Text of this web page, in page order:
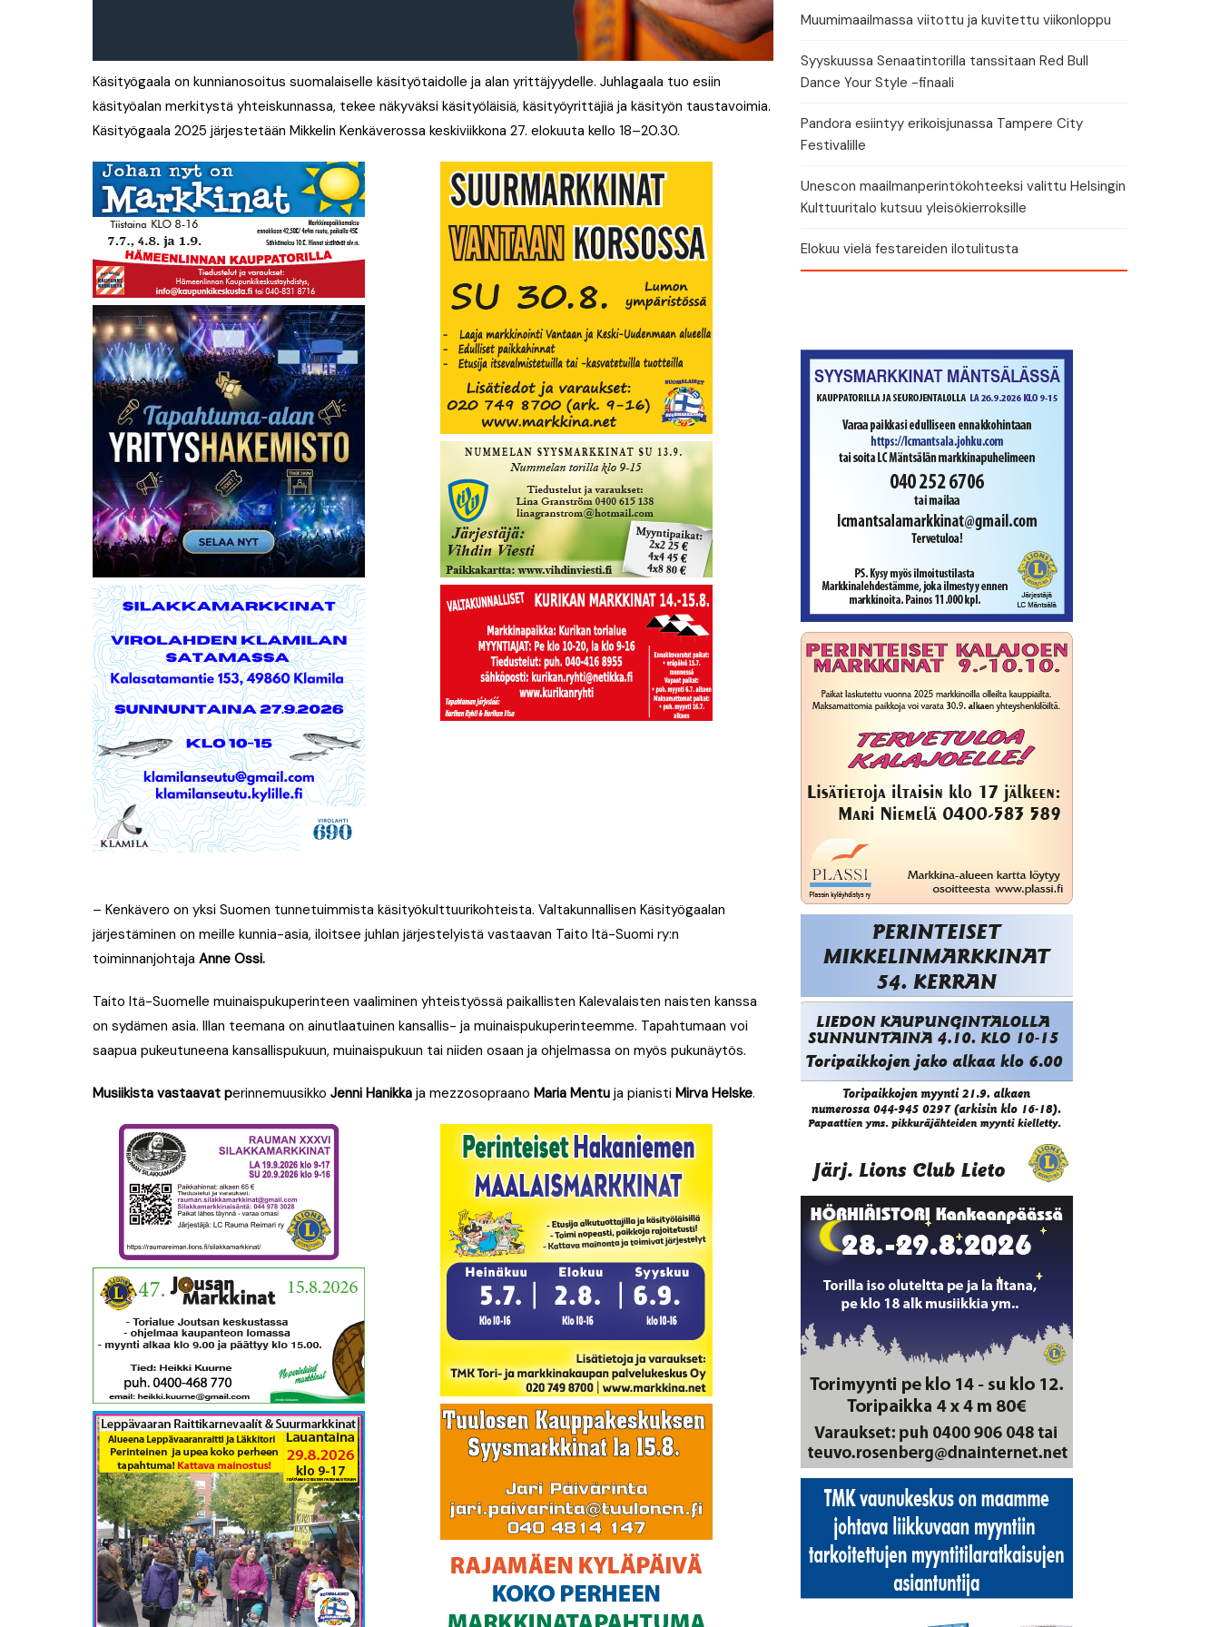
Käsityögaala on kunnianosoitus suomalaiselle käsityötaidolle ja alan yrittäjyydelle. Juhlagaala tuo esiin
käsityöalan merkitystä yhteiskunnassa, tekee näkyväksi käsityöläisiä, käsityöyrittäjiä ja käsityön taustavoimia.
Käsityögaala 2025 järjestetään Mikkelin Kenkäverossa keskiviikkona 27. elokuuta kello 18–20.30.
– Kenkävero on yksi Suomen tunnetuimmista käsityökulttuurikohteista. Valtakunnallisen Käsityögaalan
järjestäminen on meille kunnia-asia, iloitsee juhlan järjestelyistä vastaavan Taito Itä-Suomi ry:n
toiminnanjohtaja Anne Ossi.
Taito Itä-Suomelle muinaispukuperinteen vaaliminen yhteistyössä paikallisten Kalevalaisten naisten kanssa
on sydämen asia. Illan teemana on ainutlaatuinen kansallis- ja muinaispukuperinteemme. Tapahtumaan voi
saapua pukeutuneena kansallispukuun, muinaispukuun tai niiden osaan ja ohjelmassa on myös pukunäytös.
Musiikista vastaavat perinnemuusikko Jenni Hanikka ja mezzosopraano Maria Mentu ja pianisti Mirva Helske.
Muumimaailmassa viitottu ja kuvitettu viikonloppu
Syyskuussa Senaatintorilla tanssitaan Red Bull
Dance Your Style -finaali
Pandora esiintyy erikoisjunassa Tampere City
Festivalille
Unescon maailmanperintökohteeksi valittu Helsingin
Kulttuuritalo kutsuu yleisökierroksille
Elokuu vielä festareiden ilotulitusta